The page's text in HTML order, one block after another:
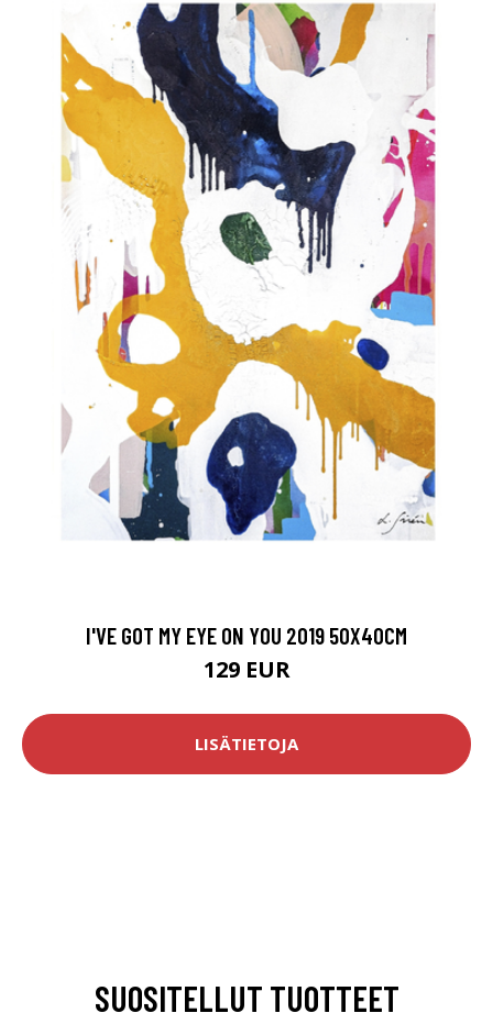
I'VE GOT MY EYE ON YOU 2019 50X40CM
129 EUR
LISÄTIETOJA
SUOSITELLUT TUOTTEET